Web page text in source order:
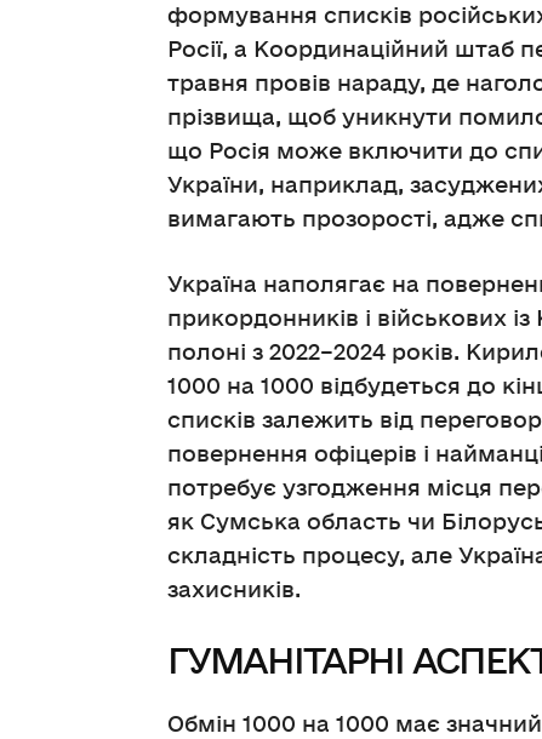
формування списків
Росії, а Координаційний штаб
травня провів нараду, де
прізвища, щоб уникнути
що Росія може включити до
України, наприклад,
вимагають прозорості, адже
Україна наполягає на
прикордонників і військових
полоні з 2022–2024 років.
1000 на 1000 відбудеться до
списків залежить від
повернення офіцерів і
потребує узгодження місця
як Сумська область чи
складність процесу, але
захисників.
ГУМАНІТАРНІ
Обмін 1000 на 1000 має